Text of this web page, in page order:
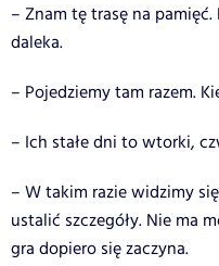
– Znam tę trasę na
daleka.
– Pojedziemy tam razem.
– Ich stałe dni to wtorki,
– W takim razie widzimy
ustalić szczegóły. Nie ma
gra dopiero się zaczyna.